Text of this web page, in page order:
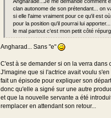
clan autonome de son prétendant... on
si elle l'aime vraiment pour ce qu'il est
pour la position qu'il pourrai lui
le mal partout c'est mon petit côté
Angharad... Sans "e"
C'est à se demander si on la verra dans
J'imagine que si l'actrice avait voulu s'en
fait un épisode pour expliquer son
donc qu'elle a signé sur une autre
et que la nouvelle servante a été
remplacer en attendant son retour...